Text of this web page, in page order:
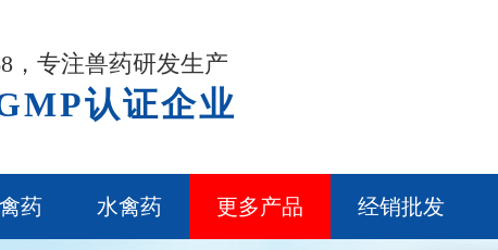
，专注兽药研发生产
认证企业
药 水禽药 更多产品 经销批发